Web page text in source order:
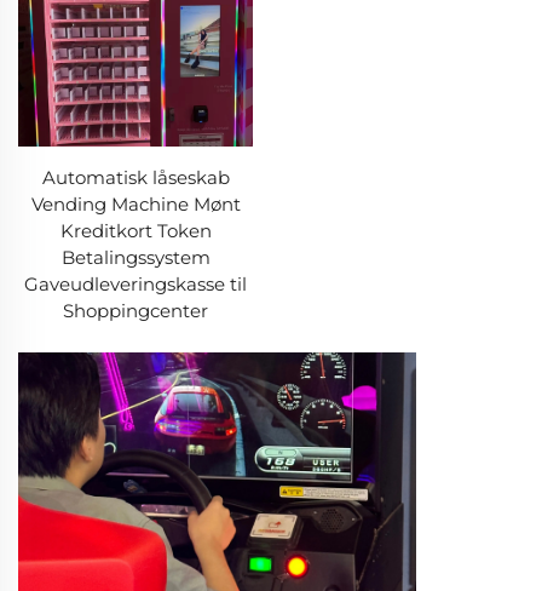
Automatisk låseskab
Vending Machine Mønt
Kreditkort Token
Betalingssystem
Gaveudleveringskasse til
Shoppingcenter